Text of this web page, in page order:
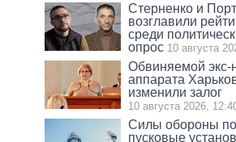
Стерненко и
возглавили
среди
опрос 10 августа
Обвиняемой экс-
аппарата
изменили залог
10 августа 2026,
Силы обороны
пусковые